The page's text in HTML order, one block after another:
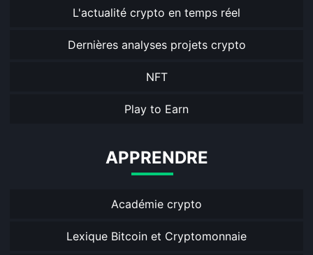
L'actualité crypto en temps réel
Dernières analyses projets crypto
NFT
Play to Earn
APPRENDRE
Académie crypto
Lexique Bitcoin et Cryptomonnaie